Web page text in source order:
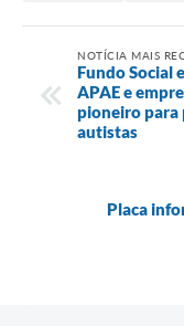
NOTÍCIA MAIS
Fundo Social
APAE e
pioneiro para
autistas
Placa